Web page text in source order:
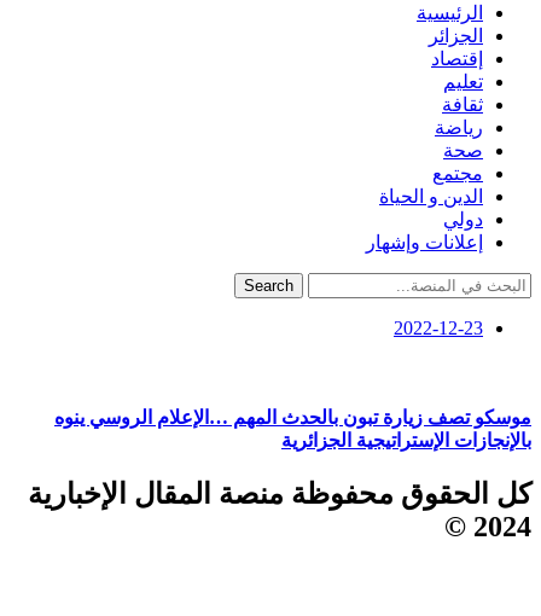
الرئيسية
الجزائر
إقتصاد
تعليم
ثقافة
رياضة
صحة
مجتمع
الدين و الحياة
دولي
إعلانات وإشهار
Search
2022-12-23
موسكو تصف زيارة تبون بالحدث المهم …الإعلام الروسي ينوه
بالإنجازات الإستراتيجية الجزائرية
كل الحقوق محفوظة منصة المقال الإخبارية
2024 ©